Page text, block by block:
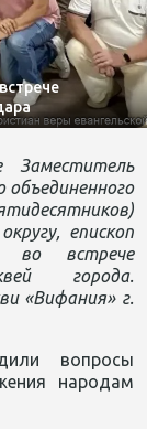
объединенного
епископ
во встрече
города.
«Вифания» г.
вопросы
народам